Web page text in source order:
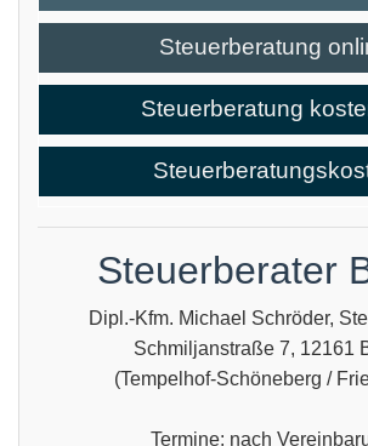
Steuerberatung
Steuerberatung
Steuerberater
Dipl.-Kfm. Michael Schröder,
Schmiljanstraße 7, 12161
(Tempelhof-Schöneberg /
Termine: nach